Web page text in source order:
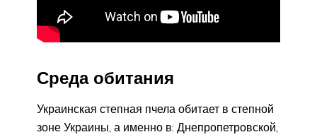
Среда обитания
Украинская степная пчела обитает в степной
зоне Украины, а именно в: Днепропетровской,